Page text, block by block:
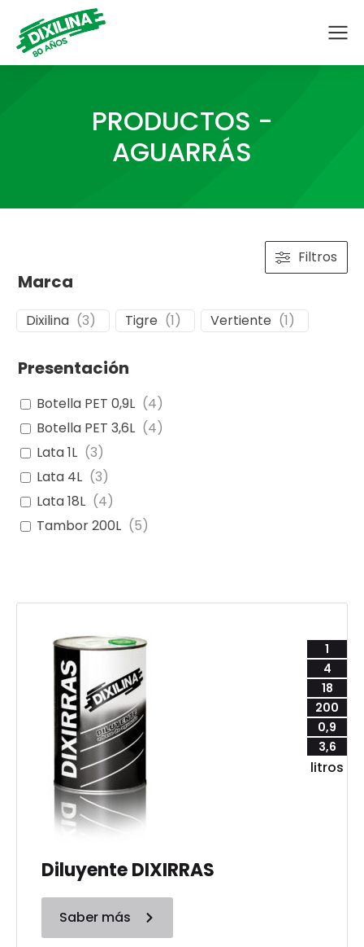
PRODUCTOS -
AGUARRÁS
Filtros
Marca
Dixilina (3) Tigre (1) Vertiente (1)
Presentación
Botella PET 0,9L (4)
Botella PET 3,6L (4)
Lata 1L (3)
Lata 4L (3)
Lata 18L (4)
Tambor 200L (5)
1
4
18
200
0,9
3,6
litros
Diluyente DIXIRRAS
Saber más